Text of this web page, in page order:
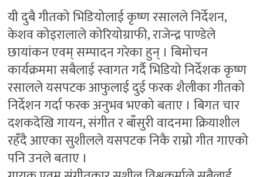
यी दुबै गीतको भिडियोलाई कृष्ण रसालले निर्देशन,
केशव कोइरालाले कोरियोग्राफी, राजेन्द्र पाण्डेले
छायांकन एवम् सम्पादन गरेका हुन् । बिमोचन
कार्यक्रममा सबैलाई स्वागत गर्दै भिडियो निर्देशक कृष्ण
रसालले यसपटक आफुलाई दुई फरक शैलीका गीतको
निर्देशन गर्दा फरक अनुभव भएको बताए । बिगत चार
दशकदेखि गायन, संगीत र बाँसुरी वादनमा क्रियाशील
रहँदै आएका सुशीलले यसपटक निकै राम्रो गीत गाएको
पनि उनले बताए ।